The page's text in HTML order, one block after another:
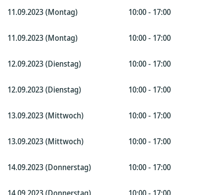
11.09.2023 (Montag)
10:00 - 17:00
11.09.2023 (Montag)
10:00 - 17:00
12.09.2023 (Dienstag)
10:00 - 17:00
12.09.2023 (Dienstag)
10:00 - 17:00
13.09.2023 (Mittwoch)
10:00 - 17:00
13.09.2023 (Mittwoch)
10:00 - 17:00
14.09.2023 (Donnerstag)
10:00 - 17:00